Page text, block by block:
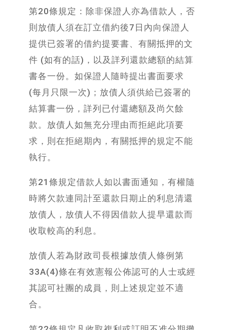
第20條規定：除非保證人亦為借款人，否
則放債人須在訂立借約後7日內向保證人
提供已簽署的借約提要書、有關抵押的文
件 (如有的話)，以及詳列還款總額的結算
書各一份。如保證人隨時提出書面要求
(每月只限一次)；放債人須供給已簽署的
結算書一份，詳列已付還總額及尚欠餘
款。放債人如無充分理由而拒絕此項要
求，則在拒絕期內，有關抵押的規定不能
執行。
第21條規定借款人如以書面通知，有權隨
時將欠款連同計至還款日期止的利息清還
放債人，放債人不得因借款人提早還款而
收取較高的利息。
放債人若為財政司長根據放債人條例第
33A(4)條在有效憲報公佈認可的人士或經
其認可社團的成員，則上述規定並不適
合。